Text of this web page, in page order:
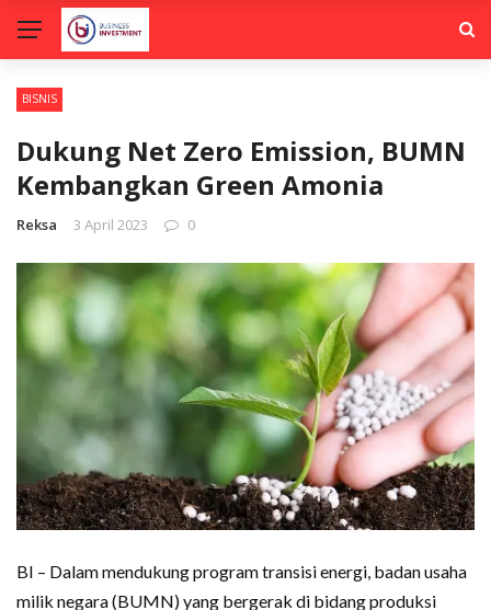
BISNIS
Dukung Net Zero Emission, BUMN
Kembangkan Green Amonia
Reksa 3 April 2023 0
BI – Dalam mendukung program transisi energi, badan usaha
milik negara (BUMN) yang bergerak di bidang produksi